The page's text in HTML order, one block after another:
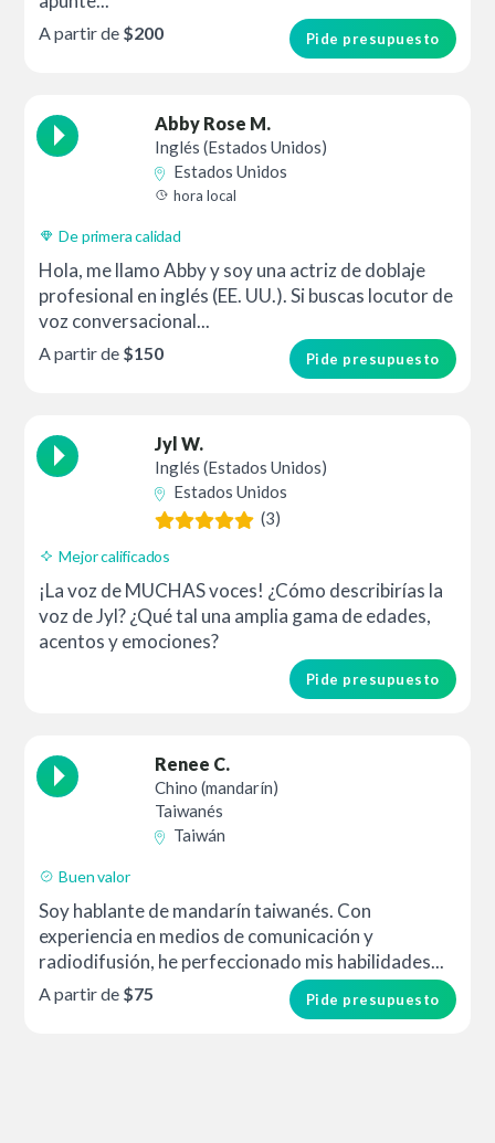
Pide presupuesto
A partir de $200
Abby Rose M.
Inglés (Estados Unidos)
Estados Unidos
hora local
De primera calidad
Hola, me llamo Abby y soy una actriz de doblaje
profesional en inglés (EE. UU.). Si buscas locutor de
voz conversacional...
Pide presupuesto
A partir de $150
Jyl W.
Inglés (Estados Unidos)
Estados Unidos
(3)
Mejor calificados
¡La voz de MUCHAS voces! ¿Cómo describirías la
voz de Jyl? ¿Qué tal una amplia gama de edades,
acentos y emociones?
Pide presupuesto
Renee C.
Chino (mandarín)
Taiwanés
Taiwán
Buen valor
Soy hablante de mandarín taiwanés. Con
experiencia en medios de comunicación y
radiodifusión, he perfeccionado mis habilidades...
Pide presupuesto
A partir de $75